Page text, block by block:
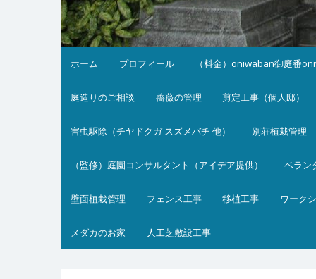
ホーム プロフィール （料金）oniwaban御庭番
庭造りのご相談 薔薇の管理 剪定工事（個人邸）
害虫駆除（チヤドクガ スズメバチ 他） 別荘植栽管理
（監修）庭園コンサルタント（アイデア提供） ベラン
壁面植栽管理 フェンス工事 移植工事 ワーク
メダカのお家 人工芝敷設工事